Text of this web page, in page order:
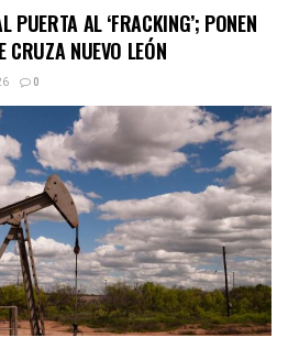
PUERTA AL ‘FRACKING’; PONEN
CRUZA NUEVO LEÓN
0